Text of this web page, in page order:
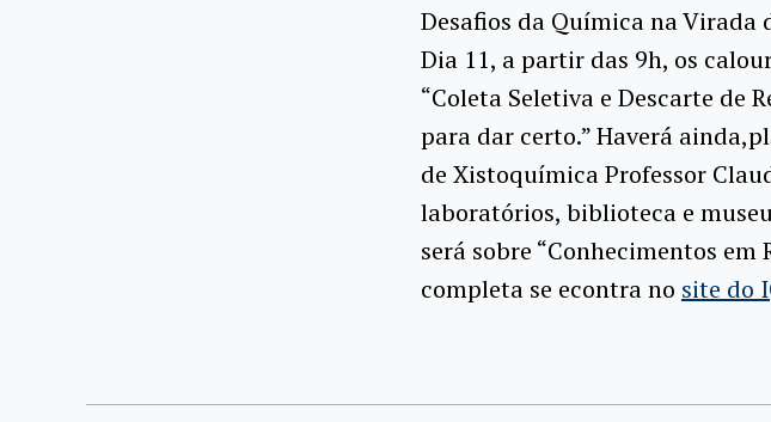
Desafios da Química na Virada
Dia 11, a partir das 9h, os
“Coleta Seletiva e Descarte de
para dar certo.” Haverá
de Xistoquímica Professor
laboratórios, biblioteca e
será sobre “Conhecimentos em
completa se econtra no site do